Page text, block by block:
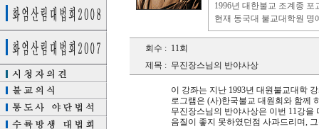
1996년 대한불교 조계종 포
현재 동국대 불교대학원 명
회수 : 11회
제목 : 무진장스님의 반야사상
이 강좌는 지난 1993년 대원불교대학
로그램은 (사)한국불교 대원회와 함께
무진장스님의 반야사상은 이번 11강을
음질이 좋지 못하였던점 사과드리며,